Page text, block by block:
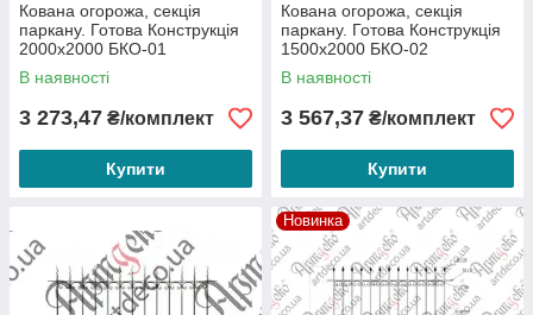
Кована огорожа, секція
паркану. Готова Конструкція
2000х2000 БКО-01
В наявності
3 273,47 ₴/комплект
Купити
Кована огорожа, секція
паркану. Готова Конструкція
1500х2000 БКО-02
В наявності
3 567,37 ₴/комплект
Купити
Новинка